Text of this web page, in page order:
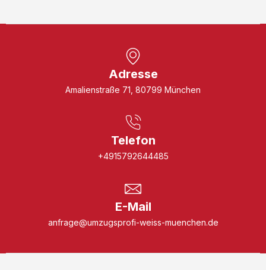
Adresse
Amalienstraße 71, 80799 München
Telefon
+4915792644485
E-Mail
anfrage@umzugsprofi-weiss-muenchen.de